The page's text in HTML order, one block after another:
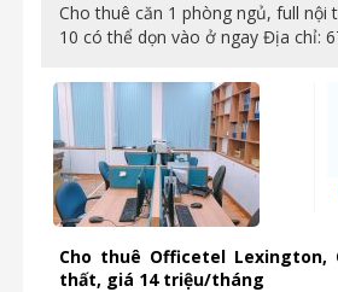
Cho thuê căn 1 phòng ngủ, full nội
10 có thể dọn vào ở ngay Địa chỉ:
Cho thuê Officetel Lexington,
thất, giá 14 triệu/tháng